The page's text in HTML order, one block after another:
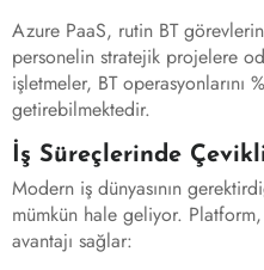
Azure PaaS, rutin BT
personelin stratejik projelere
işletmeler, BT operasyonlarını
getirebilmektedir.
İş Süreçlerinde
Modern iş dünyasının
mümkün hale geliyor.
avantajı sağlar: